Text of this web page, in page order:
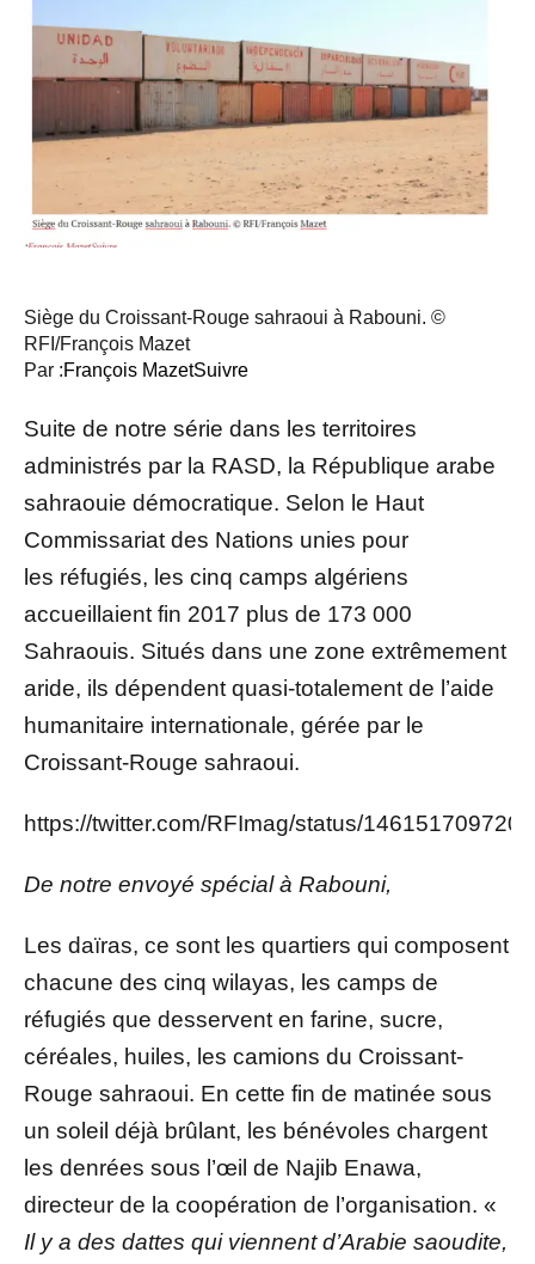
Siège du Croissant-Rouge sahraoui à Rabouni. ©
RFI/François Mazet
Par :François MazetSuivre
Suite de notre série dans les territoires
administrés par la RASD, la République arabe
sahraouie démocratique. Selon le Haut
Commissariat des Nations unies pour
les réfugiés, les cinq camps algériens
accueillaient fin 2017 plus de 173 000
Sahraouis. Situés dans une zone extrêmement
aride, ils dépendent quasi-totalement de l’aide
humanitaire internationale, gérée par le
Croissant-Rouge sahraoui.
https://twitter.com/RFImag/status/
De notre envoyé spécial à Rabouni,
Les daïras, ce sont les quartiers qui composent
chacune des cinq wilayas, les camps de
réfugiés que desservent en farine, sucre,
céréales, huiles, les camions du Croissant-
Rouge sahraoui. En cette fin de matinée sous
un soleil déjà brûlant, les bénévoles chargent
les denrées sous l’œil de Najib Enawa,
directeur de la coopération de l’organisation. «
Il y a des dattes qui viennent d’Arabie saoudite,